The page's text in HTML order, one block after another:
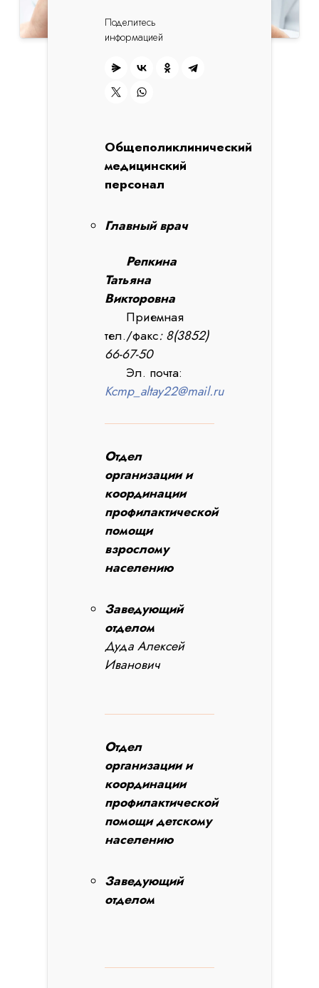
Поделитесь
информацией
Общеполиклинический
медицинский
персонал
Главный врач
Репкина
Татьяна
Викторовна
Приемная
тел./факс: 8(3852)
66-67-50
Эл. почта:
Kcmp_altay22@mail.ru
Отдел
организации и
координации
профилактической
помощи
взрослому
населению
Заведующий
отделом
Дуда Алексей
Иванович
Отдел
организации и
координации
профилактической
помощи детскому
населению
Заведующий
отделом